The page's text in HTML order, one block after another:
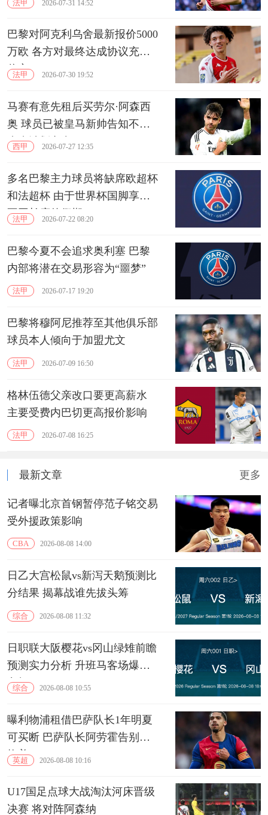
法甲 2026-07-31 14:52
巴黎对阿克利乌舍最新报价5000
万欧 各方对最终达成协议充满
信心
法甲 2026-07-30 19:52
马赛有意先租后买劳尔·阿森西
奥 球员已被皇马新帅告知不在
未来计划之中
西甲 2026-07-27 12:35
多名巴黎主力球员将缺席欧超杯
和法超杯 由于世界杯国脚享受
不同长度的假期
法甲 2026-07-22 08:20
巴黎今夏不会追求奥利塞 巴黎
内部将潜在交易形容为“噩梦”
法甲 2026-07-17 19:20
巴黎将穆阿尼推荐至其他俱乐部
球员本人倾向于加盟尤文
法甲 2026-07-09 16:50
格林伍德父亲改口要更高薪水
主要受费内巴切更高报价影响
法甲 2026-07-08 16:25
最新文章 更多
记者曝北京首钢暂停范子铭交易
受外援政策影响
CBA 2026-08-08 14:00
日乙大宫松鼠vs新泻天鹅预测比
分结果 揭幕战谁先拔头筹
综合 2026-08-08 11:32
日职联大阪樱花vs冈山绿雉前瞻
预测实力分析 升班马客场爆冷
良机
综合 2026-08-08 10:55
曝利物浦租借巴萨队长1年明夏
可买断 巴萨队长阿劳霍告别诺
坎普
英超 2026-08-08 10:16
U17国足点球大战淘汰河床晋级
决赛 将对阵阿森纳